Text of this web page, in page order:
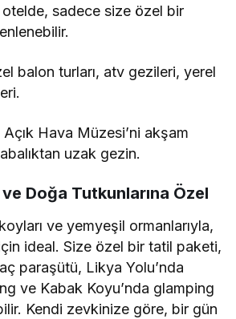
sadece size özel bir
balon turları, atv gezileri, yerel
Açık Hava Müzesi’ni akşam
uzak gezin.
Doğa Tutkunlarına Özel
ve yemyeşil ormanlarıyla,
ideal. Size özel bir tatil paketi,
paraşütü, Likya Yolu’nda
ve Kabak Koyu’nda glamping
Kendi zevkinize göre, bir gün